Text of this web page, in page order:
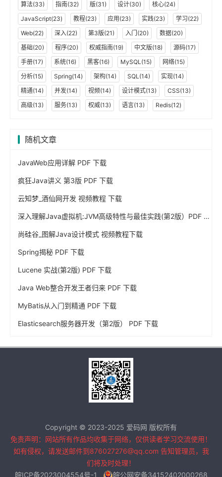
算法(33)
指南(32) 版(31) 设计(30)
核心(24)
JavaScript(23)
教程(23) 应用(23) 实践(23)
学习(22)
Web(22)
深入(22) 第3版(21) 入门(20)
数据(20)
基础(20)
程序(20) 权威指南(19) 中文版(18)
源码(17)
手册(17)
系统(16) 黑客(16) MySQL(15)
网络(15)
分析(15)
Spring(14) 架构(14) SQL(14)
实现(14)
精通(14)
并发(14) 视频(14) 设计模式(13)
CSS(13)
高级(13)
服务(13) 权威(13) 语言(13) Redis(12)
随机文章
JavaWeb应用详解 PDF 下载
疯狂Java讲义 第3版 PDF 下载
云知梦_酒仙网开发 视频教程 下载
深入理解Java虚拟机:JVM高级特性与最佳实践(第2版）PDF 下载
尚硅谷_图解Java设计模式 视频教程下载
Spring揭秘 PDF 下载
Lucene 实战(第2版) PDF 下载
Java Web整合开发王者归来 PDF 下载
MyBatis从入门到精通 PDF 下载
Elasticsearch服务器开发（第2版） PDF 下载
Copyright © 2023-2025 爱码网 版权所有
免责声明：网站所有作品均收集于网络，仅供读者学习交流使用！
如有侵权，请发送邮件到876027276@qq.com 告知管理员，我
们将及时处理！
皖ICP备2023004554号-1
皖公网安备34152402000268